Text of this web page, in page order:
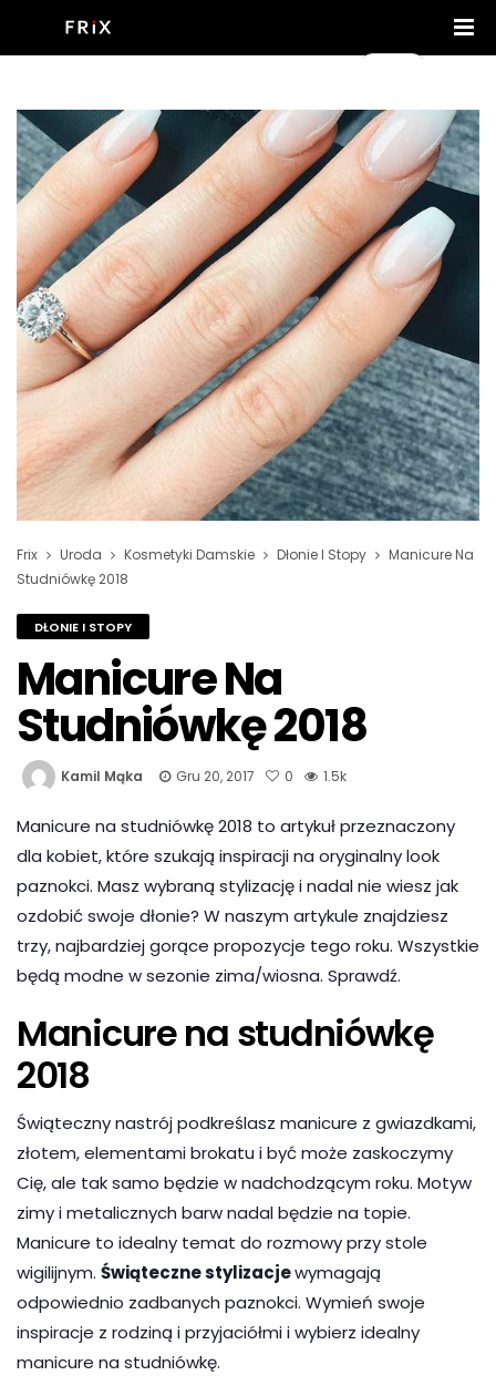
Frix Uroda Kosmetyki Damskie Dłonie I Stopy
Manicure Na
Studniówkę 2018
DŁONIE I STOPY
Manicure Na
Studniówkę 2018
Kamil Mąka Gru 20, 2017 0 1.5k
Manicure na studniówkę 2018 to artykuł przeznaczony
dla kobiet, które szukają inspiracji na oryginalny look
paznokci. Masz wybraną stylizację i nadal nie wiesz jak
ozdobić swoje dłonie? W naszym artykule znajdziesz
trzy, najbardziej gorące propozycje tego roku. Wszystkie
będą modne w sezonie zima/wiosna. Sprawdź.
Manicure na studniówkę
2018
Świąteczny nastrój podkreślasz manicure z gwiazdkami,
złotem, elementami brokatu i być może zaskoczymy
Cię, ale tak samo będzie w nadchodzącym roku. Motyw
zimy i metalicznych barw nadal będzie na topie.
Manicure to idealny temat do rozmowy przy stole
wigilijnym. Świąteczne stylizacjewymagają
odpowiednio zadbanych paznokci. Wymień swoje
inspiracje z rodziną i przyjaciółmi i wybierz idealny
manicure na studniówkę.